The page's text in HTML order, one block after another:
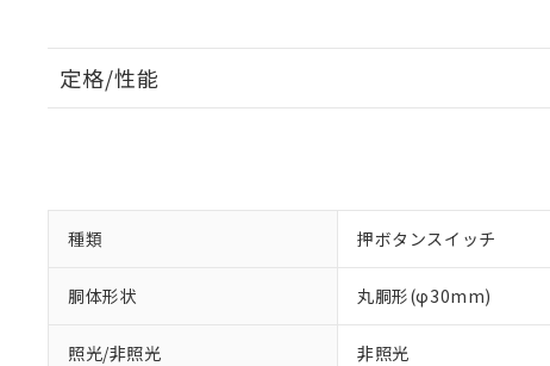
定格/性能
種類 押ボタンスイッチ
胴体形状 丸胴形(φ30mm)
照光/非照光 非照光